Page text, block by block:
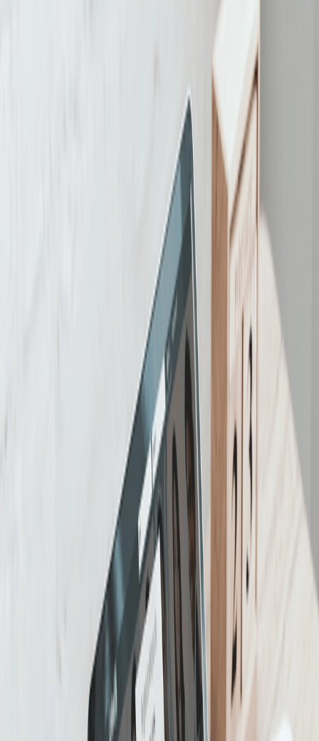
Hoe groot zijn LinkedIn video advertenties? Wat
zijn de specificaties voor een LinkedIn advertentie?
Hoe lang moet een Linkedin advertentie zijn?
In deze blog worden deze vragen over de
specificaties van LinkedIn en meer beantwoord.
Als je je in de B2B ruimte bevindt, kunnen LinkedIn
video advertenties een goede manier zijn om
prospects in alle stadia van de trechter te bereiken.
Je kunt formulieren voor het generen van leads
rechstreeks aan uw video advertentie toevoegen
om leads te verwerven, of ervoor kiezen om op je
website te converteren.
LinkedIn gesponsorde content.
De enige betaalde videoplaatsing is die beschikbaar
is op LinkedIn is via het aanbod van gesponsorde
content, waar je ads kunt leveren aan gerichte
LinkedIn gebruikers op alle apparaten.
Specificaties voor video advertenties:
Beeldverhouding: 4:5, 9:16, 16:9 en 1:1
worden ondersteund. Verticale
beeldverhoudingen worden alleen